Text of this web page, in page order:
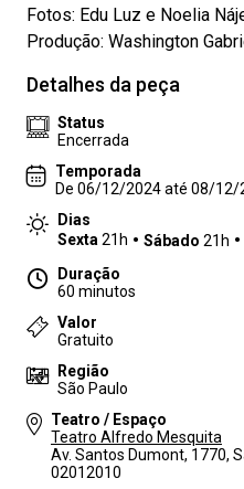
Fotos: Edu Luz e Noelia
Produção: Washington
Detalhes da peça
Status
Encerrada
Temporada
De 06/12/2024 até 08/12/
Dias
Sexta 21h Sábado 21h
Duração
60 minutos
Valor
Gratuito
Região
São Paulo
Teatro / Espaço
Teatro Alfredo Mesquita
Av. Santos Dumont, 1770,
02012010